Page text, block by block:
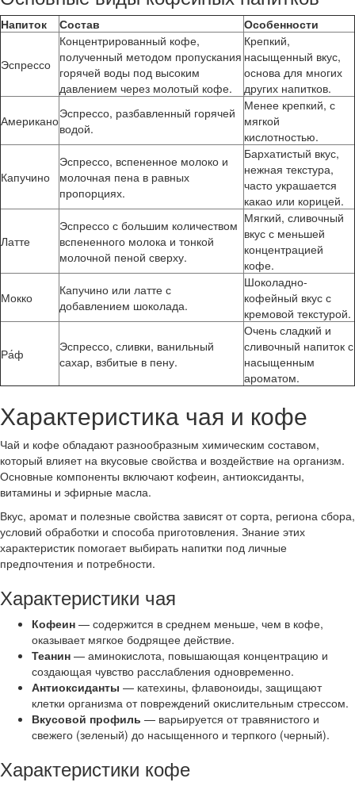
Напиток Состав Особенности
Эспрессо
Концентрированный кофе,
полученный методом пропускания
горячей воды под высоким
давлением через молотый кофе.
Крепкий,
насыщенный вкус,
основа для многих
других напитков.
АмериканоЭспрессо, разбавленный горячей
водой.
Менее крепкий, с
мягкой
кислотностью.
Капучино
Эспрессо, вспененное молоко и
молочная пена в равных
пропорциях.
Бархатистый вкус,
нежная текстура,
часто украшается
какао или корицей.
Латте
Эспрессо с большим количеством
вспененного молока и тонкой
молочной пеной сверху.
Мягкий, сливочный
вкус с меньшей
концентрацией
кофе.
Мокко
Капучино или латте с
добавлением шоколада.
Шоколадно-
кофейный вкус с
кремовой текстурой.
Ра́ф
Эспрессо, сливки, ванильный
сахар, взбитые в пену.
Очень сладкий и
сливочный напиток с
насыщенным
ароматом.
Характеристика чая и кофе
Чай и кофе обладают разнообразным химическим составом,
который влияет на вкусовые свойства и воздействие на организм.
Основные компоненты включают кофеин, антиоксиданты,
витамины и эфирные масла.
Вкус, аромат и полезные свойства зависят от сорта, региона сбора,
условий обработки и способа приготовления. Знание этих
характеристик помогает выбирать напитки под личные
предпочтения и потребности.
Характеристики чая
Кофеин — содержится в среднем меньше, чем в кофе,
оказывает мягкое бодрящее действие.
Теанин — аминокислота, повышающая концентрацию и
создающая чувство расслабления одновременно.
Антиоксиданты — катехины, флавоноиды, защищают
клетки организма от повреждений окислительным стрессом.
Вкусовой профиль — варьируется от травянистого и
свежего (зеленый) до насыщенного и терпкого (черный).
Характеристики кофе